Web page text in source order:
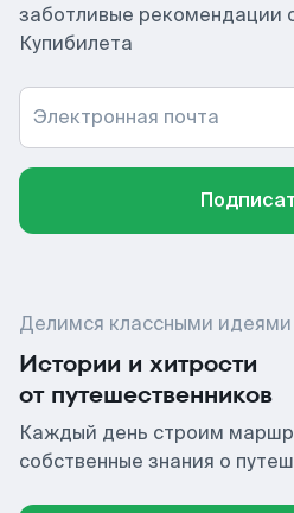
заботливые рекомендации
Купибилета
Электронная почта
Делимся классными идеями
Истории и хитрости
от путешественников
Каждый день строим
собственные знания о